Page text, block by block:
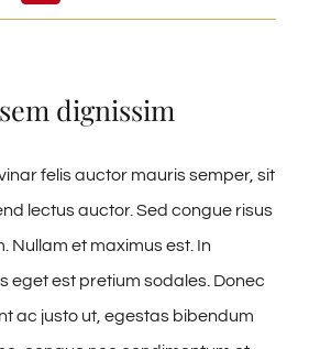
dignissim
felis auctor mauris semper, sit
lectus auctor. Sed congue risus
Nullam et maximus est. In
eget est pretium sodales. Donec
ac justo ut, egestas bibendum